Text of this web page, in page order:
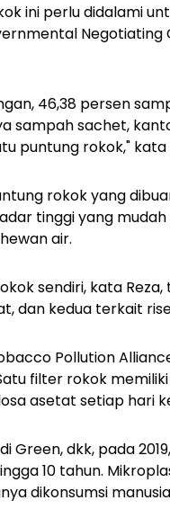
ini perlu didalami
Negotiating
46,38 persen
sampah sachet,
puntung rokok," kata
rokok yang
tinggi yang
air.
sendiri, kata
dan kedua terkait
Pollution
filter rokok
asetat setiap hari
Green, dkk, pada
10 tahun.
dikonsumsi